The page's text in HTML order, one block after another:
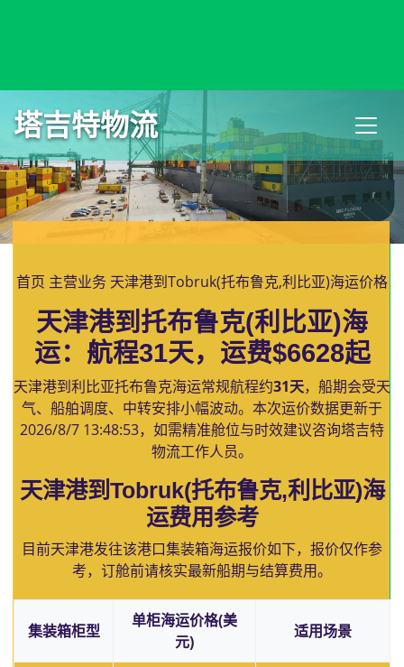
塔吉特物流
首页 主营业务 天津港到Tobruk(托布鲁克,利比亚)海运价格
天津港到托布鲁克(利比亚)海
运：航程31天，运费$6628起
天津港到利比亚托布鲁克海运常规航程约31天，船期会受天
气、船舶调度、中转安排小幅波动。本次运价数据更新于
2026/8/7 13:48:53，如需精准舱位与时效建议咨询塔吉特
物流工作人员。
天津港到Tobruk(托布鲁克,利比亚)海
运费用参考
目前天津港发往该港口集装箱海运报价如下，报价仅作参
考，订舱前请核实最新船期与结算费用。
集装箱柜型
单柜海运价格(美
元)
适用场景